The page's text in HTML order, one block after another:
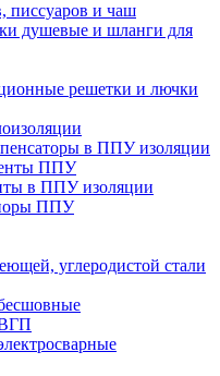
писсуаров и чаш
душевые и шланги для
решетки и лючки
в ППУ изоляции
ППУ
в ППУ изоляции
ППУ
углеродистой стали